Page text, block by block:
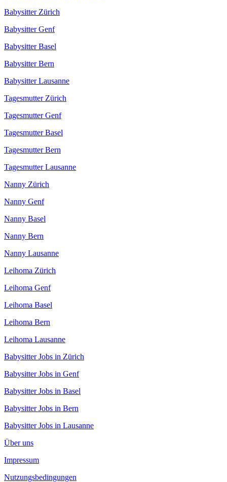
Babysitter Zürich
Babysitter Genf
Babysitter Basel
Babysitter Bern
Babysitter Lausanne
Tagesmutter Zürich
Tagesmutter Genf
Tagesmutter Basel
Tagesmutter Bern
Tagesmutter Lausanne
Nanny Zürich
Nanny Genf
Nanny Basel
Nanny Bern
Nanny Lausanne
Leihoma Zürich
Leihoma Genf
Leihoma Basel
Leihoma Bern
Leihoma Lausanne
Babysitter Jobs in Zürich
Babysitter Jobs in Genf
Babysitter Jobs in Basel
Babysitter Jobs in Bern
Babysitter Jobs in Lausanne
Über uns
Impressum
Nutzungsbedingungen